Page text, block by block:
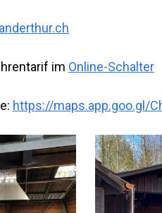
im Online-Schalter
https://maps.app.goo.gl/